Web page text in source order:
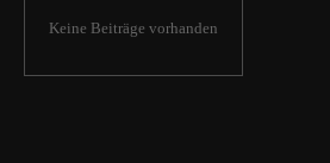
Keine Beiträge vorhanden